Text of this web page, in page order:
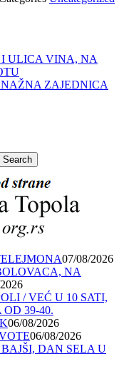
ULICA VINA, NA
ZAJEDNICA
Search
07/08/2026
NA
/ VEĆ U 10 SATI,
39-40.
06/08/2026
06/08/2026
DAN SELA U